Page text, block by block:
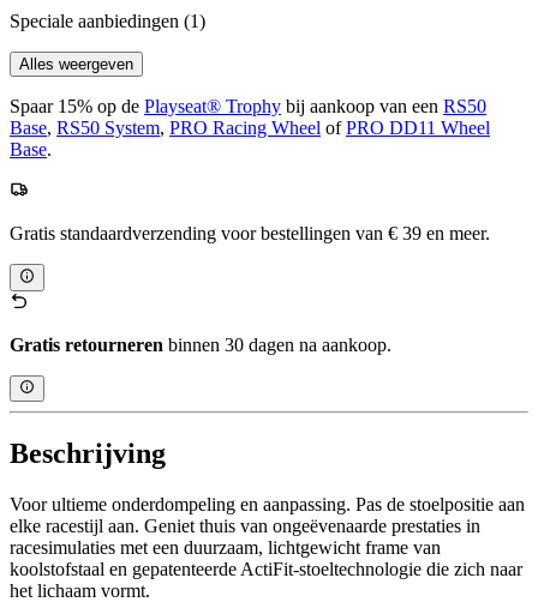
Speciale aanbiedingen (1)
Alles weergeven
Spaar 15% op de Playseat® Trophy bij aankoop van een RS50
Base, RS50 System, PRO Racing Wheel ofPRO DD11 Wheel
Base.
Gratis standaardverzending voor bestellingen van € 39 en meer.
Gratis retourneren binnen 30 dagen na aankoop.
Beschrijving
Voor ultieme onderdompeling en aanpassing. Pas de stoelpositie aan
elke racestijl aan. Geniet thuis van ongeëvenaarde prestaties in
racesimulaties met een duurzaam, lichtgewicht frame van
koolstofstaal en gepatenteerde ActiFit-stoeltechnologie die zich naar
het lichaam vormt.